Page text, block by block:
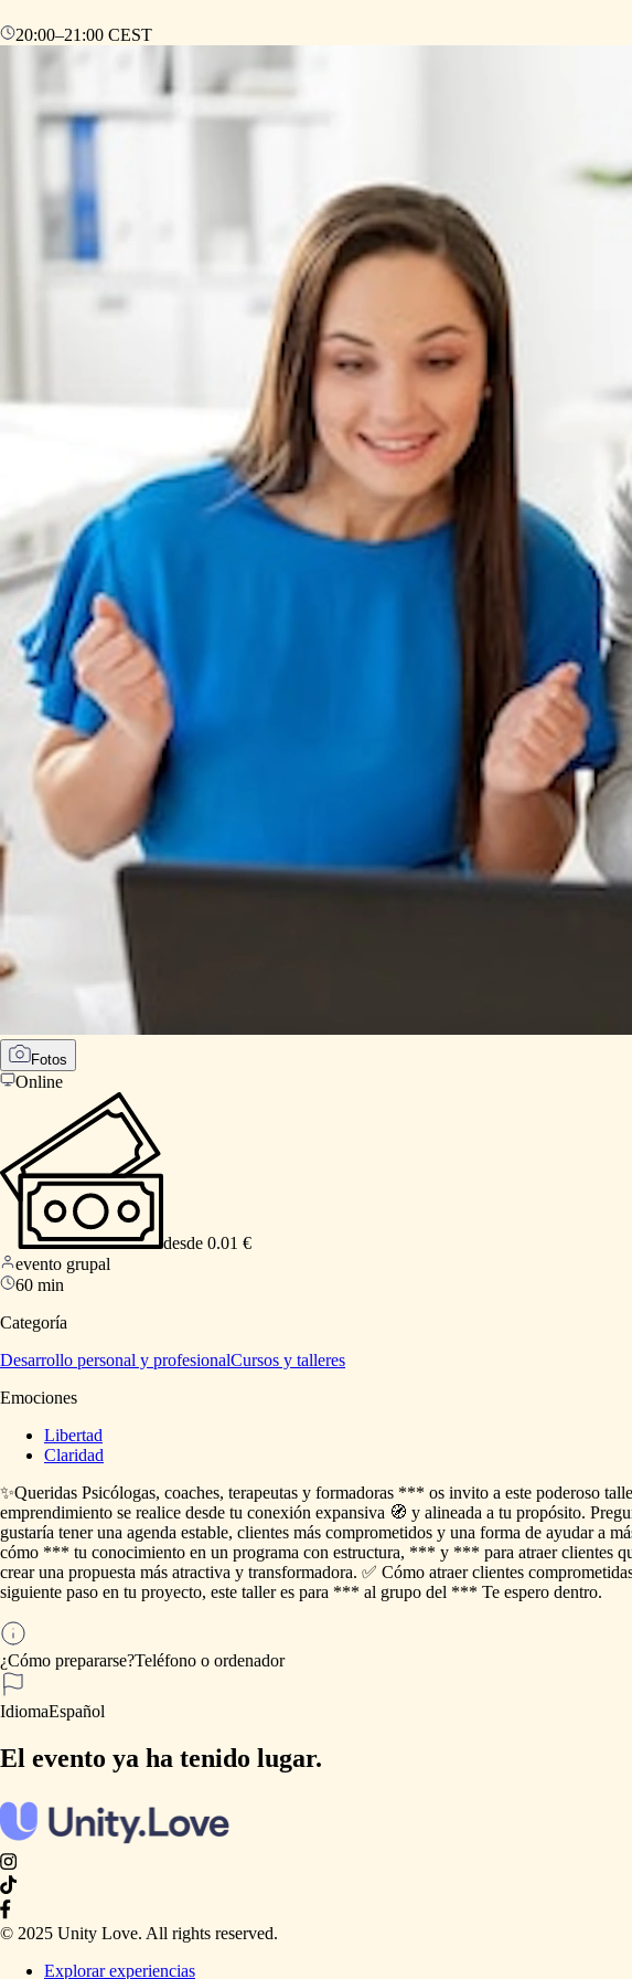
20:00–21:00 CEST
Fotos
Online
desde 0.01 €
evento grupal
60 min
Categoría
Desarrollo personal y profesionalCursos y talleres
Emociones
Libertad
Claridad
✨Queridas Psicólogas, coaches, terapeutas y formadoras *** os invito a este poderoso
emprendimiento se realice desde tu conexión expansiva 🧭 y alineada a tu propósito.
gustaría tener una agenda estable, clientes más comprometidos y una forma de ayudar a
cómo *** tu conocimiento en un programa con estructura, *** y *** para atraer clientes
crear una propuesta más atractiva y transformadora. ✅ Cómo atraer clientes
siguiente paso en tu proyecto, este taller es para *** al grupo del *** Te espero dentro.
¿Cómo prepararse?Teléfono o ordenador
IdiomaEspañol
El evento ya ha tenido lugar.
© 2025 Unity Love. All rights reserved.
Explorar experiencias